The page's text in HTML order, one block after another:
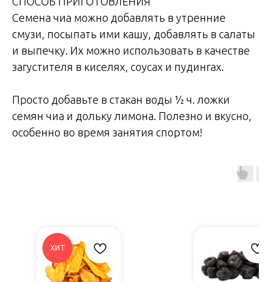
Семена чиа можно добавлять в утренние
смузи, посыпать ими кашу, добавлять в салаты
и выпечку. Их можно использовать в качестве
загустителя в киселях, соусах и пудингах.
Просто добавьте в стакан воды ½ ч. ложки
семян чиа и дольку лимона. Полезно и вкусно,
особенно во время занятия спортом!
ХИТ